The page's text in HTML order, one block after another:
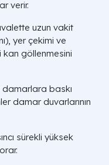
verir.
uzun vakit
yer çekimi ve
göllenmesini
damarlara baskı
damar duvarlarının
sürekli yüksek